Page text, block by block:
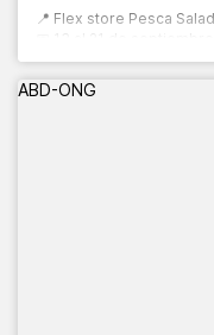
📍 Flex store Pesca
🕙 10:00 a 20:00 h
ABD-ONG